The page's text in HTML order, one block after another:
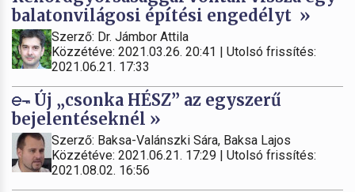
balatonvilágosi építési engedélyt »
Szerző: Dr. Jámbor Attila
Közzétéve: 2021.03.26. 20:41 | Utolsó frissítés:
2021.06.21. 17:33
Új „csonka HÉSZ” az egyszerű
bejelentéseknél »
Szerző: Baksa-Valánszki Sára, Baksa Lajos
Közzétéve: 2021.06.21. 17:29 | Utolsó frissítés:
2021.08.02. 16:56